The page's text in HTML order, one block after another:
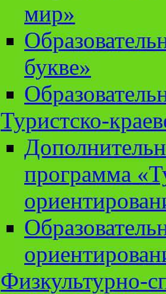
мир»
букве»
Туристско-
программа
Физкультурно-